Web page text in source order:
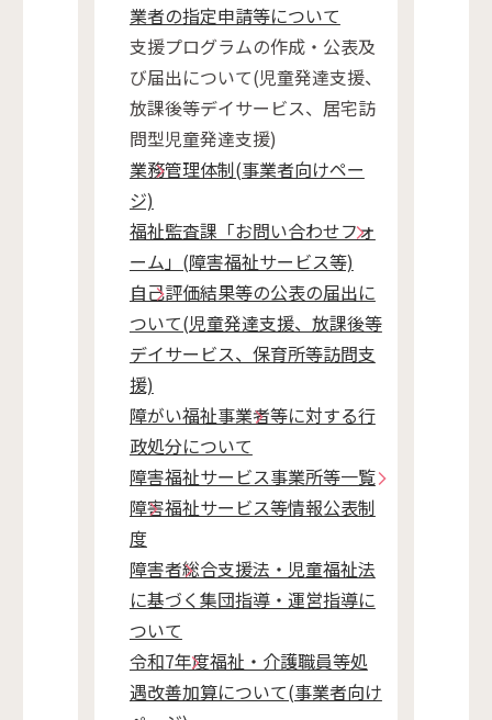
業者の指定申請等について
支援プログラムの作成・公表及
び届出について(児童発達支援、
放課後等デイサービス、居宅訪
問型児童発達支援)
業務管理体制(事業者向けペー
ジ)
福祉監査課「お問い合わせフォ
ーム」(障害福祉サービス等)
自己評価結果等の公表の届出に
ついて(児童発達支援、放課後等
デイサービス、保育所等訪問支
援)
障がい福祉事業者等に対する行
政処分について
障害福祉サービス事業所等一覧
障害福祉サービス等情報公表制
度
障害者総合支援法・児童福祉法
に基づく集団指導・運営指導に
ついて
令和7年度福祉・介護職員等処
遇改善加算について(事業者向け